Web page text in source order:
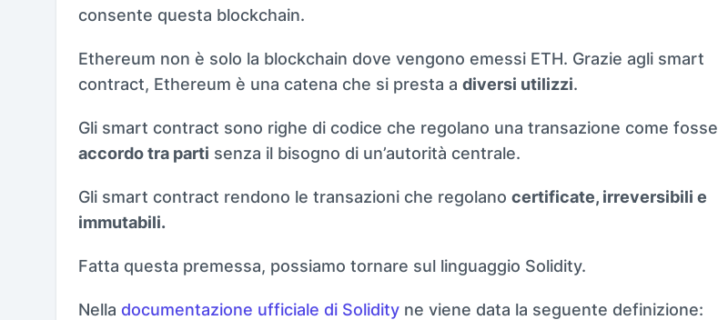
consente questa blockchain.
Ethereum non è solo la blockchain dove vengono emessi ETH. Grazie agli smart
contract, Ethereum è una catena che si presta a diversi utilizzi.
Gli smart contract sono righe di codice che regolano una transazione come fosse
accordo tra parti senza il bisogno di un’autorità centrale.
Gli smart contract rendono le transazioni che regolano certificate, irreversibili e
immutabili.
Fatta questa premessa, possiamo tornare sul linguaggio Solidity.
Nella documentazione ufficiale di Solidity ne viene data la seguente definizione: